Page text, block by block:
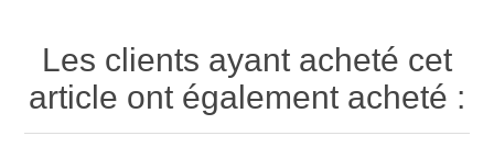
Les clients ayant acheté cet
article ont également acheté :